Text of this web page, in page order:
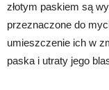
złotym paskiem są
przeznaczone do
umieszczenie ich w
paska i utraty jego